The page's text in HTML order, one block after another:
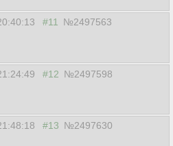
#11
№2497563
#12 №2497598
#13 №2497630